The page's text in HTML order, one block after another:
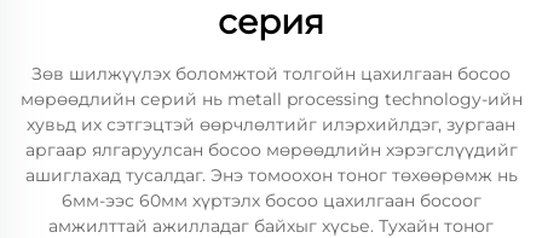
серия
Зөв шилжүүлэх боломжтой толгойн цахилгаан босоо
мөрөөдлийн серий нь metall processing technology-ийн
хувьд их сэтгэцтэй өөрчлөлтийг илэрхийлдэг, зургаан
аргаар ялгаруулсан босоо мөрөөдлийн хэрэгслүүдийг
ашиглахад тусалдаг. Энэ томоохон тоног төхөөрөмж нь
6мм-ээс 60мм хүртэлх босоо цахилгаан босоог
амжилттай ажилладаг байхыг хүсье. Тухайн тоног